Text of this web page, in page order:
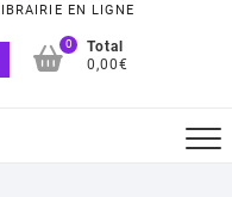
EN LIGNE
0
Total
0,00€